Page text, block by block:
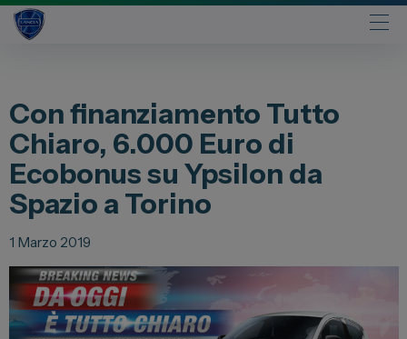
Fiat
Abarth
Lancia
Alfa Romeo
Jeep
Opel
Peugeot
Citroen
Con finanziamento Tutto
Chiaro, 6.000 Euro di
Ecobonus su Ypsilon da
Spazio a Torino
1 Marzo 2019